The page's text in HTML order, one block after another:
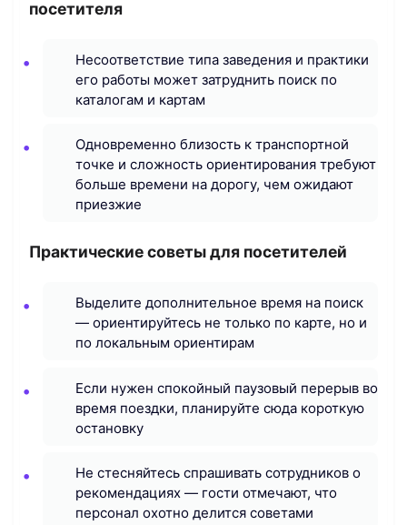
посетителя
Несоответствие типа заведения и практики
его работы может затруднить поиск по
каталогам и картам
Одновременно близость к транспортной
точке и сложность ориентирования требуют
больше времени на дорогу, чем ожидают
приезжие
Практические советы для посетителей
Выделите дополнительное время на поиск
— ориентируйтесь не только по карте, но и
по локальным ориентирам
Если нужен спокойный паузовый перерыв во
время поездки, планируйте сюда короткую
остановку
Не стесняйтесь спрашивать сотрудников о
рекомендациях — гости отмечают, что
персонал охотно делится советами